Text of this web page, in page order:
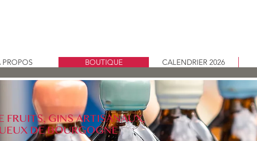
PROPOS BOUTIQUE CALENDRIER 2026
FRUITS, GINS ARTISANAUX,
DE BOURGOGNE